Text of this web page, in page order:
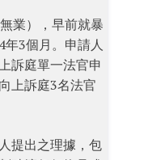
業），早前就暴
3個月。申請人
訴庭單一法官申
上訴庭3名法官
提出之理據，包